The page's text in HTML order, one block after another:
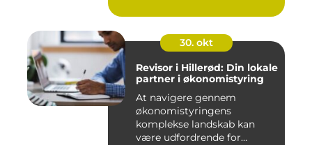
30. okt
Revisor i Hillerød: Din lokale
partner i økonomistyring
At navigere gennem
økonomistyringens
komplekse landskab kan
være udfordrende for